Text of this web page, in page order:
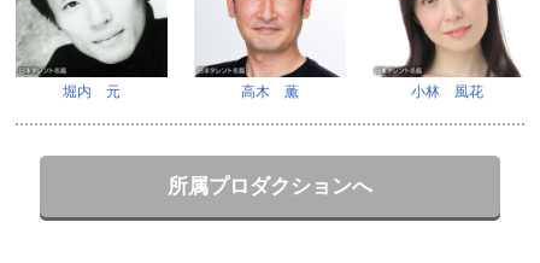
堀内 元 高木 薫 小林 風花
所属プロダクションへ